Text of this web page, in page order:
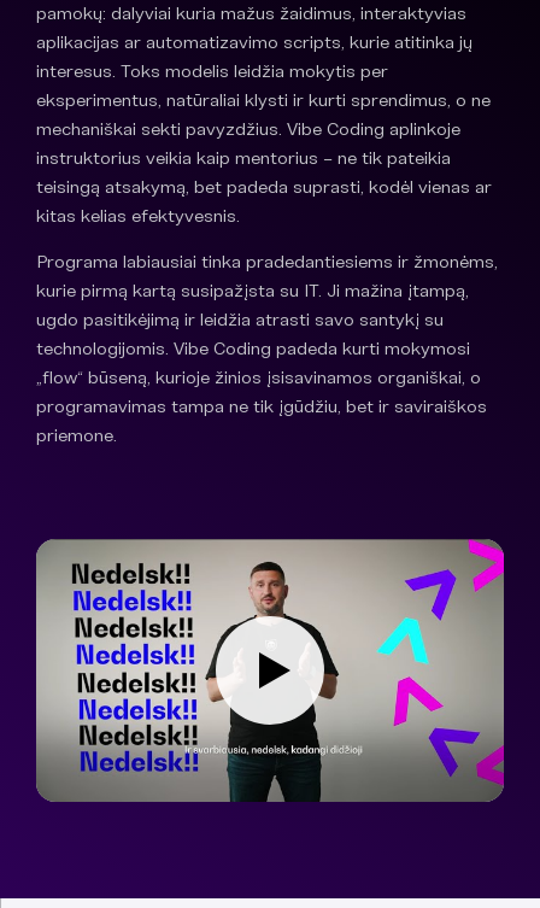
pamokų: dalyviai kuria mažus žaidimus, interaktyvias
aplikacijas ar automatizavimo scripts, kurie atitinka jų
interesus. Toks modelis leidžia mokytis per
eksperimentus, natūraliai klysti ir kurti sprendimus, o ne
mechaniškai sekti pavyzdžius. Vibe Coding aplinkoje
instruktorius veikia kaip mentorius – ne tik pateikia
teisingą atsakymą, bet padeda suprasti, kodėl vienas ar
kitas kelias efektyvesnis.
Programa labiausiai tinka pradedantiesiems ir žmonėms,
kurie pirmą kartą susipažįsta su IT. Ji mažina įtampą,
ugdo pasitikėjimą ir leidžia atrasti savo santykį su
technologijomis. Vibe Coding padeda kurti mokymosi
„flow“ būseną, kurioje žinios įsisavinamos organiškai, o
programavimas tampa ne tik įgūdžiu, bet ir saviraiškos
priemone.